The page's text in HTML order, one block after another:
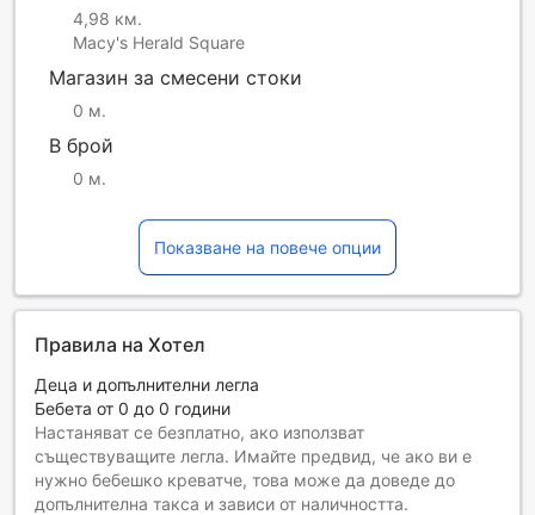
4,98 км.
Macy's Herald Square
Магазин за смесени стоки
0 м.
В брой
0 м.
Показване на повече опции
Правила на Хотел
Деца и допълнителни легла
Бебета от 0 до 0 години
Настаняват се безплатно, ако използват
съществуващите легла. Имайте предвид, че ако ви е
нужно бебешко креватче, това може да доведе до
допълнителна такса и зависи от наличността.